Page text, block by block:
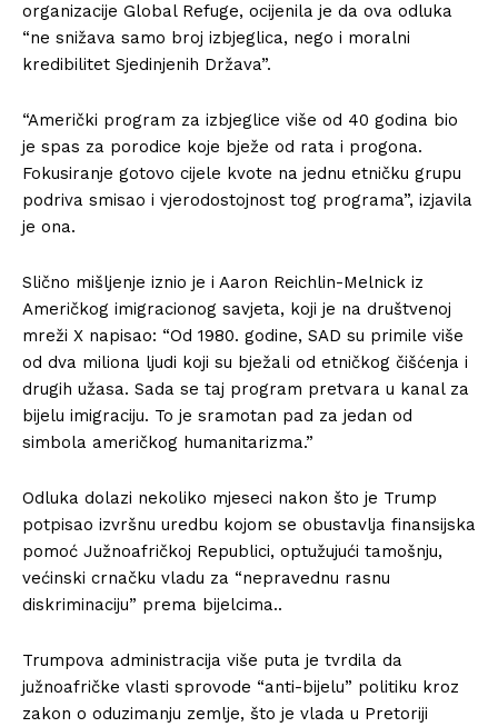
organizacije Global Refuge, ocijenila je da ova odluka
“ne snižava samo broj izbjeglica, nego i moralni
kredibilitet Sjedinjenih Država”.
“Američki program za izbjeglice više od 40 godina bio
je spas za porodice koje bježe od rata i progona.
Fokusiranje gotovo cijele kvote na jednu etničku grupu
podriva smisao i vjerodostojnost tog programa”, izjavila
je ona.
Slično mišljenje iznio je i Aaron Reichlin-Melnick iz
Američkog imigracionog savjeta, koji je na društvenoj
mreži X napisao: “Od 1980. godine, SAD su primile više
od dva miliona ljudi koji su bježali od etničkog čišćenja i
drugih užasa. Sada se taj program pretvara u kanal za
bijelu imigraciju. To je sramotan pad za jedan od
simbola američkog humanitarizma.”
Odluka dolazi nekoliko mjeseci nakon što je Trump
potpisao izvršnu uredbu kojom se obustavlja finansijska
pomoć Južnoafričkoj Republici, optužujući tamošnju,
većinski crnačku vladu za “nepravednu rasnu
diskriminaciju” prema bijelcima..
Trumpova administracija više puta je tvrdila da
južnoafričke vlasti sprovode “anti-bijelu” politiku kroz
zakon o oduzimanju zemlje, što je vlada u Pretoriji